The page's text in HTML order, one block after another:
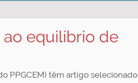
equilíbrio de
PPGCEM) têm artigo selecionado